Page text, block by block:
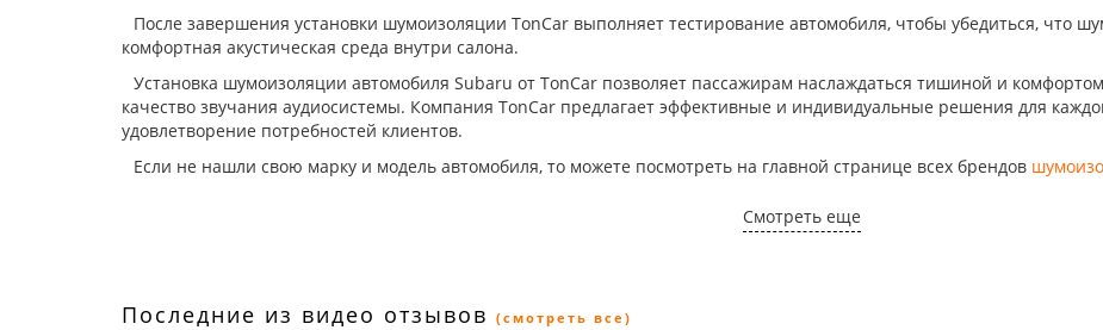
После завершения установки шумоизоляции TonCar выполняет тестирование автомобиля, чтобы убедиться, что
комфортная акустическая среда внутри салона.
Установка шумоизоляции автомобиля Subaru от TonCar позволяет пассажирам наслаждаться тишиной и
качество звучания аудиосистемы. Компания TonCar предлагает эффективные и индивидуальные решения для
удовлетворение потребностей клиентов.
Если не нашли свою марку и модель автомобиля, то можете посмотреть на главной странице всех брендов
Смотреть еще
Последние из видео отзывов (смотреть все)